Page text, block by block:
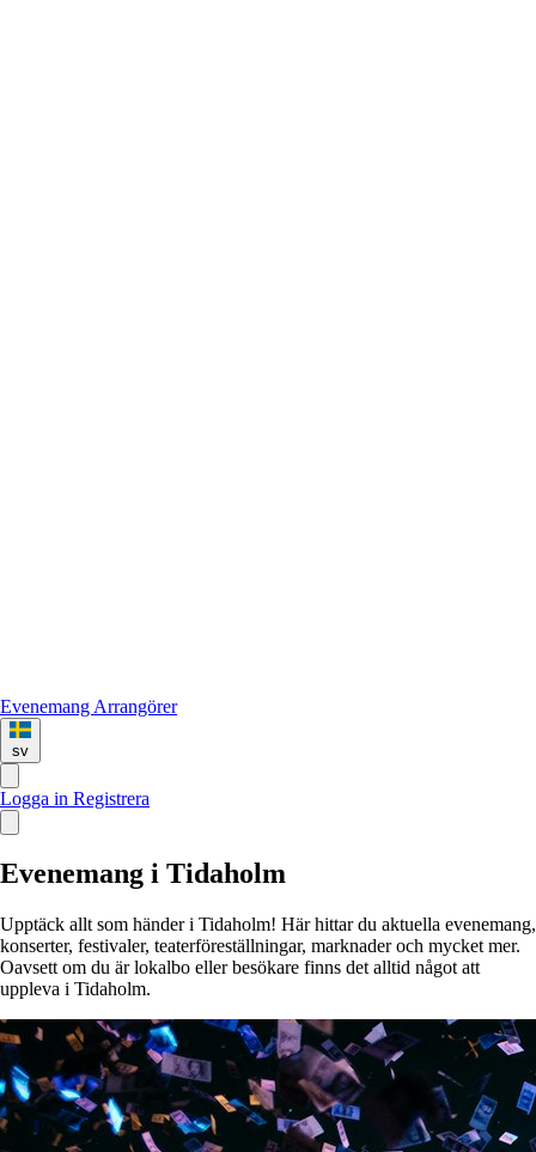
Evenemang Arrangörer
sv
Logga in Registrera
Evenemang i Tidaholm
Upptäck allt som händer i Tidaholm! Här hittar du aktuella evenemang,
konserter, festivaler, teaterföreställningar, marknader och mycket mer.
Oavsett om du är lokalbo eller besökare finns det alltid något att
uppleva i Tidaholm.